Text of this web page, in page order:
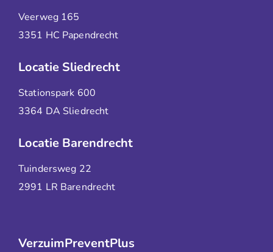
Veerweg 165
3351 HC Papendrecht
Locatie Sliedrecht
Stationspark 600
3364 DA Sliedrecht
Locatie Barendrecht
Tuindersweg 22
2991 LR Barendrecht
VerzuimPreventPlus